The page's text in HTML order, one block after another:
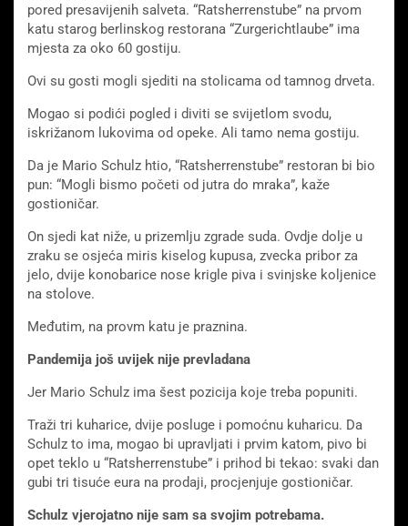
pored presavijenih salveta. “Ratsherrenstube” na prvom
katu starog berlinskog restorana “Zurgerichtlaube” ima
mjesta za oko 60 gostiju.
Ovi su gosti mogli sjediti na stolicama od tamnog drveta.
Mogao si podići pogled i diviti se svijetlom svodu,
iskrižanom lukovima od opeke. Ali tamo nema gostiju.
Da je Mario Schulz htio, “Ratsherrenstube” restoran bi bio
pun: “Mogli bismo početi od jutra do mraka”, kaže
gostioničar.
On sjedi kat niže, u prizemlju zgrade suda. Ovdje dolje u
zraku se osjeća miris kiselog kupusa, zvecka pribor za
jelo, dvije konobarice nose krigle piva i svinjske koljenice
na stolove.
Međutim, na provm katu je praznina.
Pandemija još uvijek nije prevladana
Jer Mario Schulz ima šest pozicija koje treba popuniti.
Traži tri kuharice, dvije posluge i pomoćnu kuharicu. Da
Schulz to ima, mogao bi upravljati i prvim katom, pivo bi
opet teklo u “Ratsherrenstube” i prihod bi tekao: svaki dan
gubi tri tisuće eura na prodaji, procjenjuje gostioničar.
Schulz vjerojatno nije sam sa svojim potrebama.